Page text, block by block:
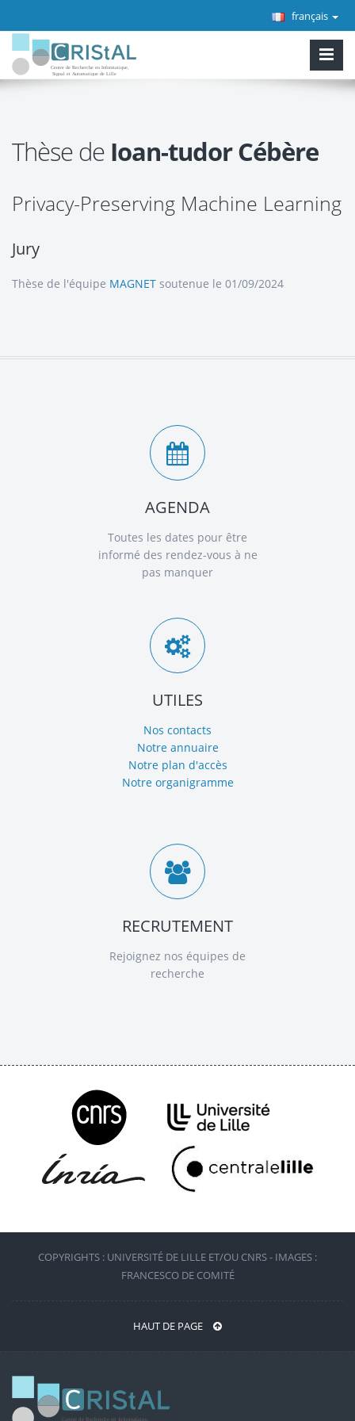
français
Thèse de Ioan-tudor Cébère
Privacy-Preserving Machine Learning
Jury
Thèse de l'équipe MAGNET soutenue le 01/09/2024
AGENDA
Toutes les dates pour être
informé des rendez-vous à ne
pas manquer
UTILES
Nos contacts
Notre annuaire
Notre plan d'accès
Notre organigramme
RECRUTEMENT
Rejoignez nos équipes de
recherche
COPYRIGHTS : UNIVERSITÉ DE LILLE ET/OU CNRS - IMAGES :
FRANCESCO DE COMITÉ
HAUT DE PAGE